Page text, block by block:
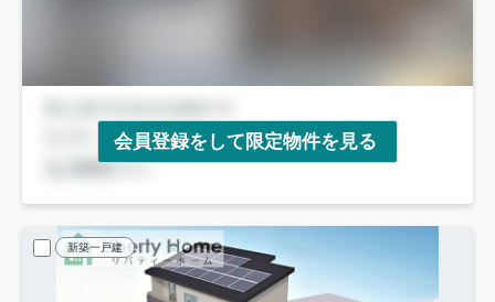
会員登録をして限定物件を見る
新築一戸建